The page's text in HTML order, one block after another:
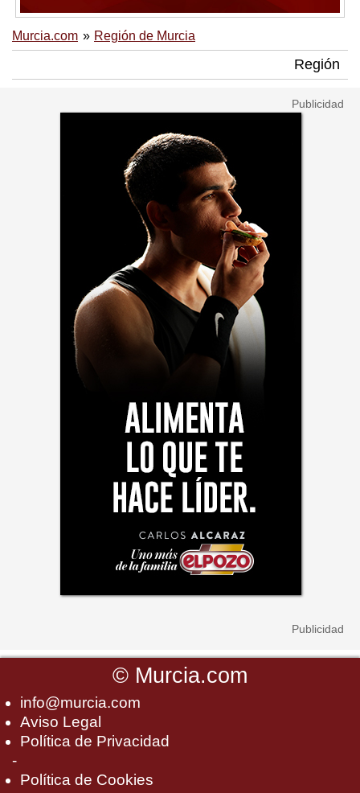
Murcia.com Región de Murcia
Región
© Murcia.com
info@murcia.com
Aviso Legal
Política de Privacidad
-
Política de Cookies